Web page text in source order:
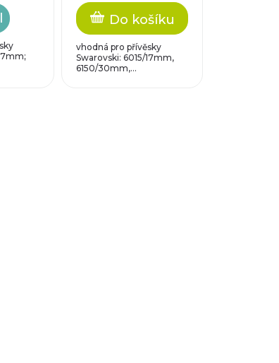
Do košíku
vhodná pro přívěsky
Swarovski: 6015/17mm,
6150/30mm,...